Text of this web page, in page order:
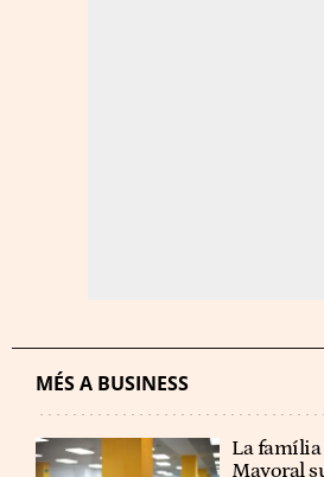
MÉS A BUSINESS
La família
Mayoral